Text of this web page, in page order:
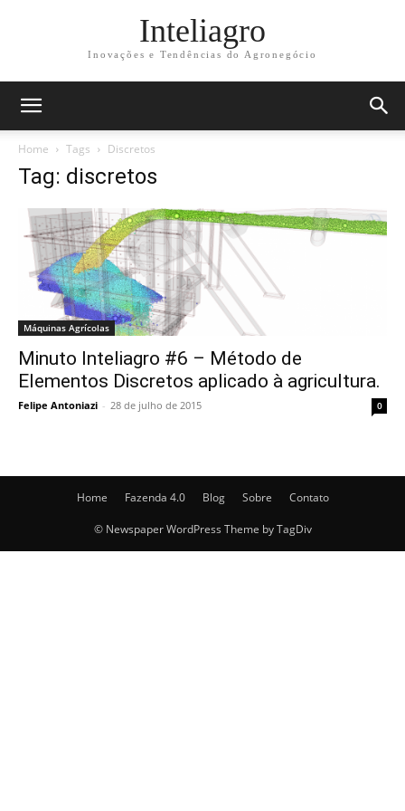
Inteliagro
Inovações e Tendências do Agronegócio
Home Tags Discretos
Tag: discretos
Máquinas Agrícolas
Minuto Inteliagro #6 – Método de
Elementos Discretos aplicado à agricultura.
Felipe Antoniazi - 28 de julho de 2015 0
Home Fazenda 4.0 Blog Sobre Contato
© Newspaper WordPress Theme by TagDiv